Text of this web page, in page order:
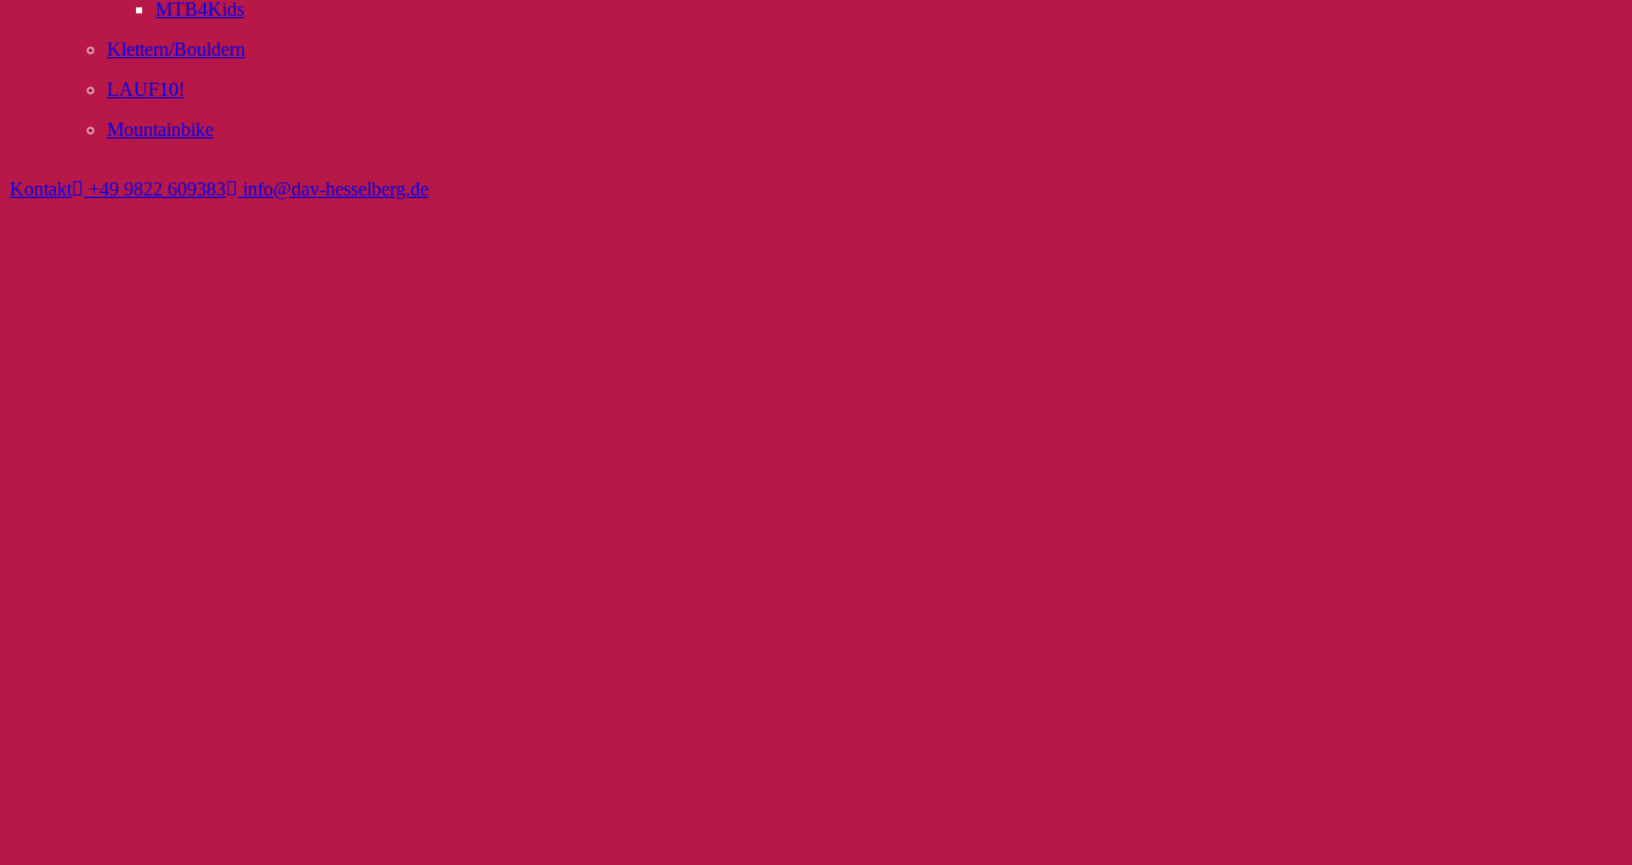
MTB4Kids
Klettern/Bouldern
LAUF10!
Mountainbike
Kontakt +49 9822 609383 info@dav-hesselberg.de